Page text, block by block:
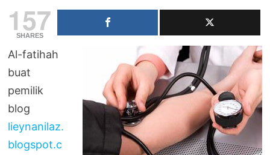
157
SHARES
Al-fatihah
buat
pemilik
blog
lieynanilaz.
blogspot.c